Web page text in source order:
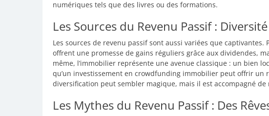
numériques tels que des livres ou des formations.
Les Sources du Revenu Passif :
Les sources de revenu passif sont aussi variées que
offrent une promesse de gains réguliers grâce aux dividendes,
même, l’immobilier représente une avenue classique : un bien
qu’un investissement en crowdfunding immobilier peut offrir un
diversification peut sembler magique, mais il est accompagné
Les Mythes du Revenu Passif : Des